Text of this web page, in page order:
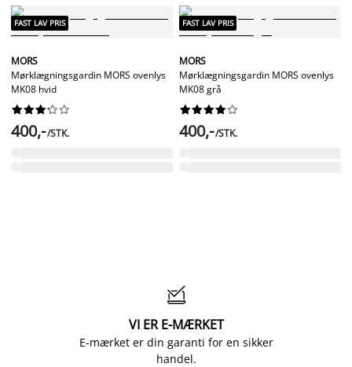
FAST LAV PRIS
MORS
Mørklægningsgardin MORS ovenlys
MK08 hvid






400,-/STK.
FAST LAV PRIS
MORS
Mørklægningsgardin MORS ovenlys
MK08 grå






400,-/STK.

VI ER E-MÆRKET
E-mærket er din garanti for en sikker
handel.